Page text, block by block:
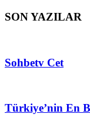
SON YAZILAR
Sohbetv Cet
Türkiye’nin En